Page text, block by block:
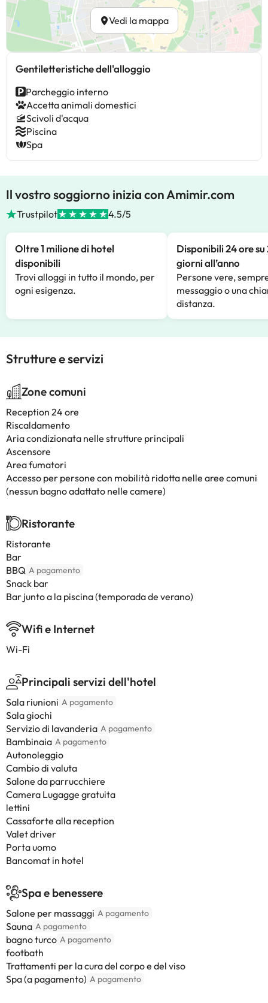
Vedi la mappa
Gentiletteristiche dell'alloggio
Parcheggio interno
Accetta animali domestici
Scivoli d'acqua
Piscina
Spa
Il vostro soggiorno inizia con Amimir.com
Trustpilot 4.5/5
Oltre 1 milione di hotel
disponibili
Trovi alloggi in tutto il mondo, per
ogni esigenza.
Disponibili 24 ore su
giorni all’anno
Persone vere,
messaggio o una
distanza.
Strutture e servizi
Zone comuni
Reception 24 ore
Riscaldamento
Aria condizionata nelle strutture principali
Ascensore
Area fumatori
Accesso per persone con mobilità ridotta nelle aree comuni
(nessun bagno adattato nelle camere)
Ristorante
Ristorante
Bar
BBQ A pagamento
Snack bar
Bar junto a la piscina (temporada de verano)
Wifi e Internet
Wi-Fi
Principali servizi dell'hotel
Sala riunioni A pagamento
Sala giochi
Servizio di lavanderia A pagamento
Bambinaia A pagamento
Autonoleggio
Cambio di valuta
Salone da parrucchiere
Camera Lugagge gratuita
lettini
Cassaforte alla reception
Valet driver
Porta uomo
Bancomat in hotel
Spa e benessere
Salone per massaggi A pagamento
Sauna A pagamento
bagno turco A pagamento
footbath
Trattamenti per la cura del corpo e del viso
Spa (a pagamento) A pagamento